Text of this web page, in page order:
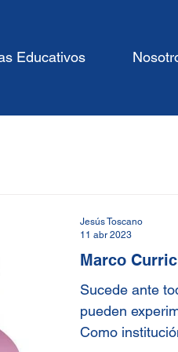
Educativos
Marco
Sucede ante
pueden
Como
Jesús Toscano
11 abr 2023